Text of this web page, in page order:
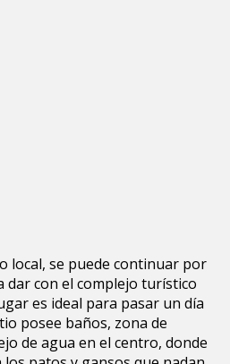
local, se puede continuar por
dar con el complejo turístico
es ideal para pasar un día
posee baños, zona de
de agua en el centro, donde